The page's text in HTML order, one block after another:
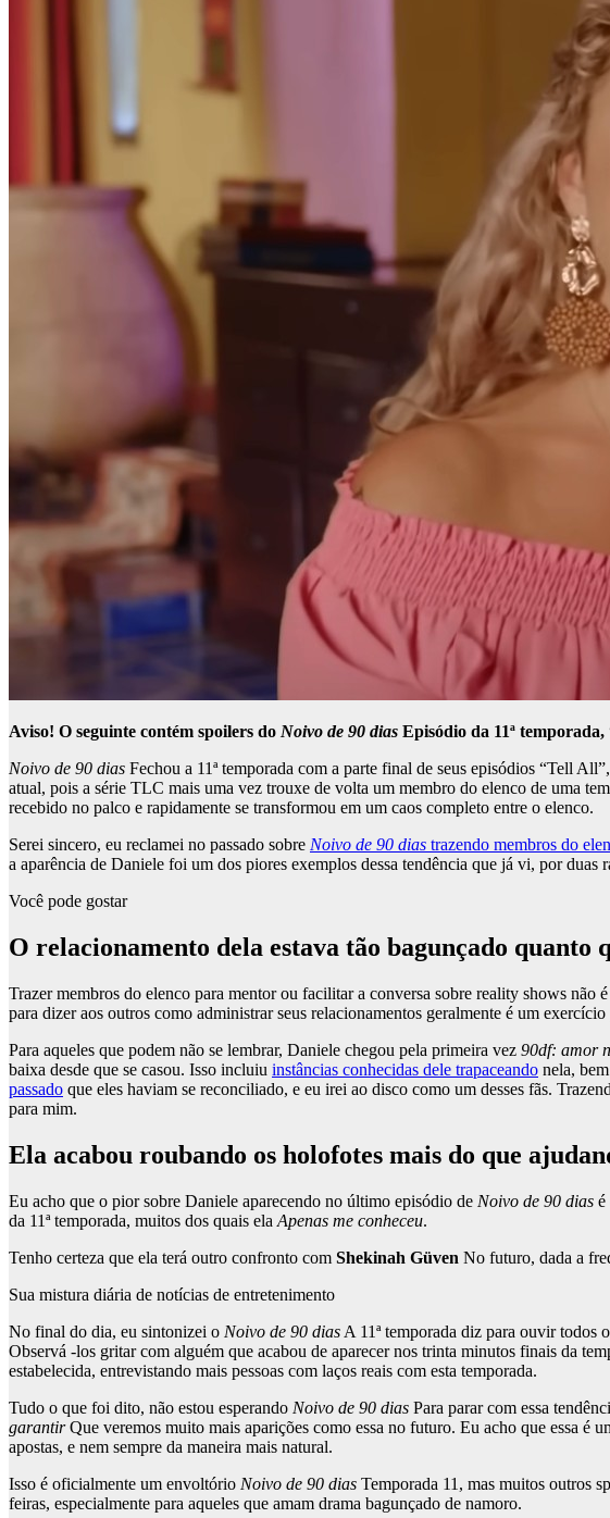
Aviso! O seguinte contém spoilers do Noivo de 90 dias Episódio da 11ª
Noivo de 90 dias Fechou a 11ª temporada com a parte final de seus episódios “Tell
atual, pois a série TLC mais uma vez trouxe de volta um membro do elenco de uma
recebido no palco e rapidamente se transformou em um caos completo entre o elenco.
Serei sincero, eu reclamei no passado sobre Noivo de 90 dias trazendo membros do
a aparência de Daniele foi um dos piores exemplos dessa tendência que já vi, por duas
Você pode gostar
O relacionamento dela estava tão bagunçado quanto
Trazer membros do elenco para mentor ou facilitar a conversa sobre reality shows não
para dizer aos outros como administrar seus relacionamentos geralmente é um
Para aqueles que podem não se lembrar, Daniele chegou pela primeira vez 90df: amor
baixa desde que se casou. Isso incluiu instâncias conhecidas dele trapaceando nela,
passado que eles haviam se reconciliado, e eu irei ao disco como um desses fãs.
para mim.
Ela acabou roubando os holofotes mais do que
Eu acho que o pior sobre Daniele aparecendo no último episódio de Noivo de 90 dias é
da 11ª temporada, muitos dos quais ela Apenas me conheceu.
Tenho certeza que ela terá outro confronto com Shekinah Güven No futuro, dada a
Sua mistura diária de notícias de entretenimento
No final do dia, eu sintonizei o Noivo de 90 dias A 11ª temporada diz para ouvir todos
Observá -los gritar com alguém que acabou de aparecer nos trinta minutos finais da
estabelecida, entrevistando mais pessoas com laços reais com esta temporada.
Tudo o que foi dito, não estou esperando Noivo de 90 dias Para parar com essa
garantirQue veremos muito mais aparições como essa no futuro. Eu acho que essa é
apostas, e nem sempre da maneira mais natural.
Isso é oficialmente um envoltório Noivo de 90 dias Temporada 11, mas muitos outros
feiras, especialmente para aqueles que amam drama bagunçado de namoro.